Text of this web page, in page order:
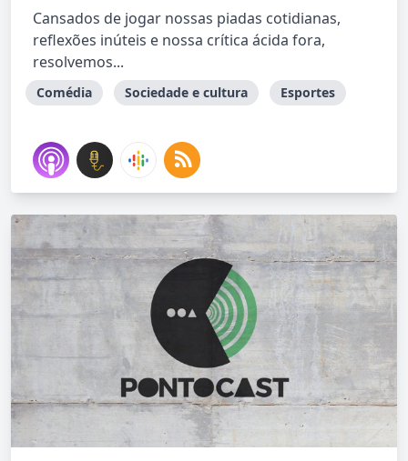
Cansados de jogar nossas piadas cotidianas,
reflexões inúteis e nossa crítica ácida fora,
resolvemos...
Comédia Sociedade e cultura Esportes